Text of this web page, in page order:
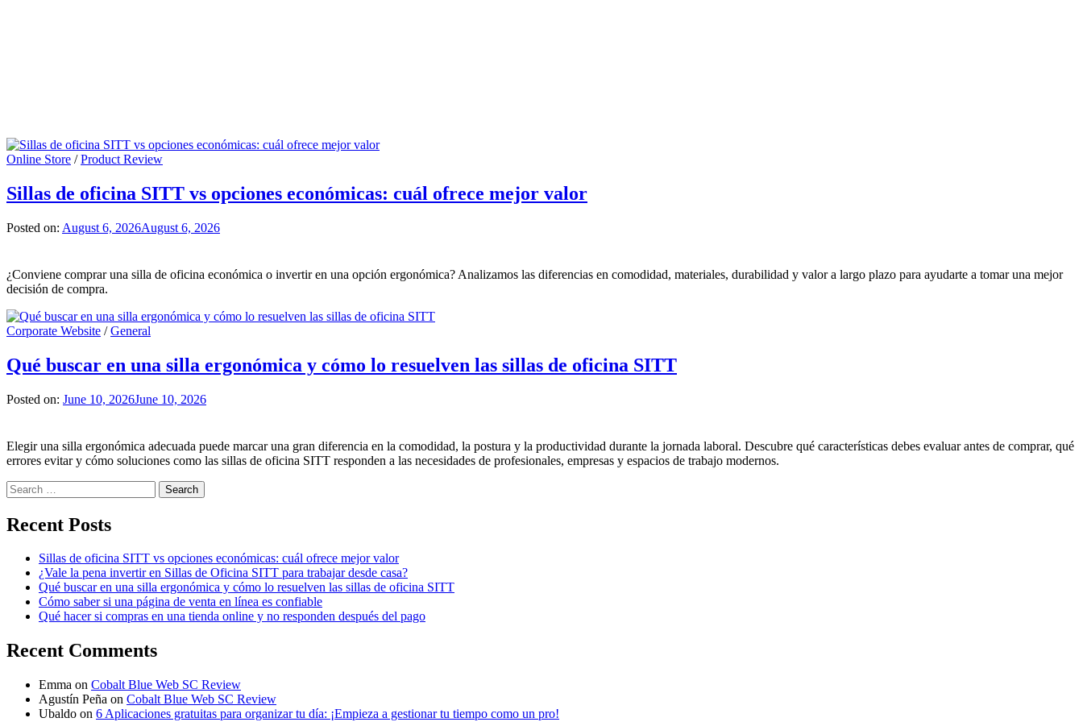
Online Store /Product Review
Sillas de oficina SITT vs opciones económicas: cuál ofrece mejor valor
Posted on: August 6, 2026August 6, 2026
¿Conviene comprar una silla de oficina económica o invertir en una opción ergonómica? Analizamos las diferencias en comodidad, materiales, durabilidad y valor a largo plazo para ayudarte a tomar una mejor
decisión de compra.
Corporate Website /General
Qué buscar en una silla ergonómica y cómo lo resuelven las sillas de oficina SITT
Posted on: June 10, 2026June 10, 2026
Elegir una silla ergonómica adecuada puede marcar una gran diferencia en la comodidad, la postura y la productividad durante la jornada laboral. Descubre qué características debes evaluar antes de comprar, qué
errores evitar y cómo soluciones como las sillas de oficina SITT responden a las necesidades de profesionales, empresas y espacios de trabajo modernos.
Search
for:
Recent Posts
Sillas de oficina SITT vs opciones económicas: cuál ofrece mejor valor
¿Vale la pena invertir en Sillas de Oficina SITT para trabajar desde casa?
Qué buscar en una silla ergonómica y cómo lo resuelven las sillas de oficina SITT
Cómo saber si una página de venta en línea es confiable
Qué hacer si compras en una tienda online y no responden después del pago
Recent Comments
Emma on Cobalt Blue Web SC Review
Agustín Peña on Cobalt Blue Web SC Review
Ubaldo on 6 Aplicaciones gratuitas para organizar tu día: ¡Empieza a gestionar tu tiempo como un pro!